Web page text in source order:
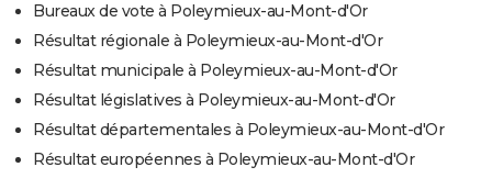
Bureaux de vote à Poleymieux-au-Mont-d'Or
Résultat régionale à Poleymieux-au-Mont-d'Or
Résultat municipale à Poleymieux-au-Mont-d'Or
Résultat législatives à Poleymieux-au-Mont-d'Or
Résultat départementales à Poleymieux-au-Mont-d'Or
Résultat européennes à Poleymieux-au-Mont-d'Or